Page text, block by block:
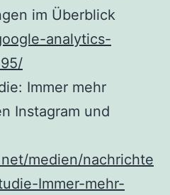
im Überblick
analytics-
Immer mehr
Instagram und
medien/nachrichte
Immer-mehr-